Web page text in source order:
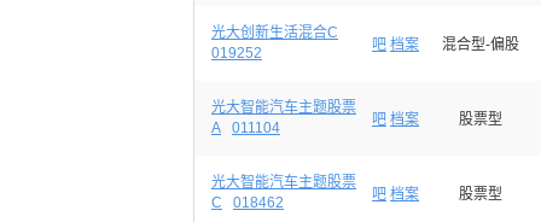
光大创新生活混合C
019252
吧 档案 混合型-偏股
光大智能汽车主题股票
A
011104 吧 档案 股票型
光大智能汽车主题股票
C
018462 吧 档案 股票型